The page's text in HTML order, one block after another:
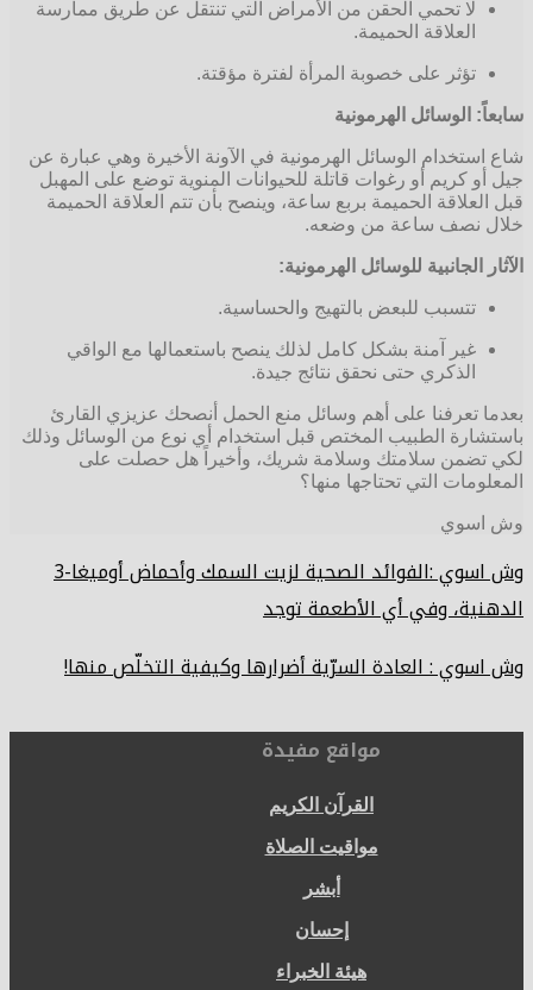
لا تحمي الحقن من الأمراض التي تنتقل عن طريق ممارسة
العلاقة الحميمة.
تؤثر على خصوبة المرأة لفترة مؤقتة.
الوسائل الهرمونية
الوسائل الهرمونية في الآونة الأخيرة وهي عبارة عن
كريم أو رغوات قاتلة للحيوانات المنوية توضع على المهبل
الحميمة بربع ساعة، وينصح بأن تتم العلاقة الحميمة
نصف ساعة من وضعه.
الجانبية للوسائل الهرمونية:
تتسبب للبعض بالتهيج والحساسية.
غير آمنة بشكل كامل لذلك ينصح باستعمالها مع الواقي
الذكري حتى نحقق نتائج جيدة.
تعرفنا على أهم وسائل منع الحمل أنصحك عزيزي القارئ
الطبيب المختص قبل استخدام أي نوع من الوسائل وذلك
سلامتك وسلامة شريك، وأخيراً هل حصلت على
التي تحتاجها منها؟
وش اسوي :الفوائد الصحية لزيت السمك وأحماض أوميغا-3
وفي أي الأطعمة توجد
: العادة السرّية أضرارها وكيفية التخلّص منها!
مواقع مفيدة
القرآن الكريم
مواقيت الصلاة
هيئة الخبراء